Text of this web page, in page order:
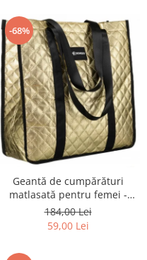
-68%
Geantă de cumpărături
matlasată pentru femei -
Rovicky PTR-RSPV-001P-5277
GOLD
184,00 Lei
59,00 Lei